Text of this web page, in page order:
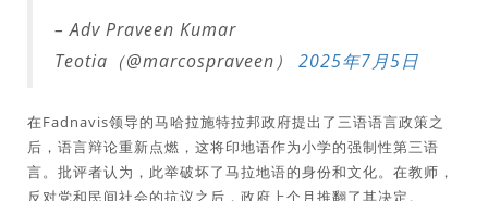
– Adv Praveen Kumar
Teotia（@marcospraveen） 2025年7月5日
在Fadnavis领导的马哈拉施特拉邦政府提出了三语语言政策之
后，语言辩论重新点燃，这将印地语作为小学的强制性第三语
言。批评者认为，此举破坏了马拉地语的身份和文化。在教师，
反对党和民间社会的抗议之后，政府上个月推翻了其决定。